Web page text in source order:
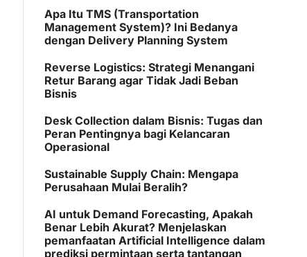
Apa Itu TMS (Transportation
Management System)? Ini Bedanya
dengan Delivery Planning System
Reverse Logistics: Strategi Menangani
Retur Barang agar Tidak Jadi Beban
Bisnis
Desk Collection dalam Bisnis: Tugas dan
Peran Pentingnya bagi Kelancaran
Operasional
Sustainable Supply Chain: Mengapa
Perusahaan Mulai Beralih?
AI untuk Demand Forecasting, Apakah
Benar Lebih Akurat? Menjelaskan
pemanfaatan Artificial Intelligence dalam
prediksi permintaan serta tantangan